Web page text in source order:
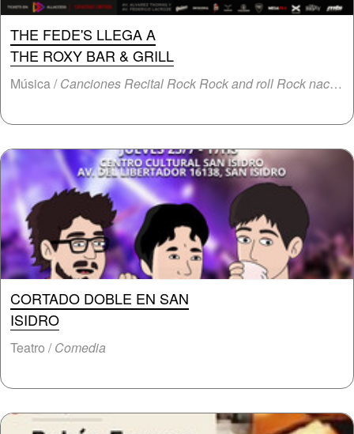
THE FEDE'S LLEGA A
THE ROXY BAR & GRILL
Música /Canciones Recital Rock Rock and roll Rock nacional
CORTADO DOBLE EN SAN
ISIDRO
Teatro /Comedia